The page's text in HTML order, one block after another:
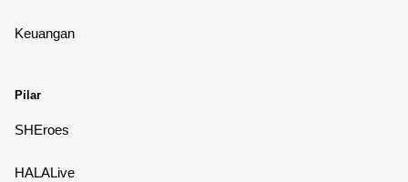
Keuangan
Pilar
SHEroes
HALALive